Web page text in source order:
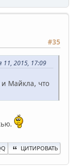
#35
2015, 17:09
Майкла, что
ЦИТИРОВАТЬ